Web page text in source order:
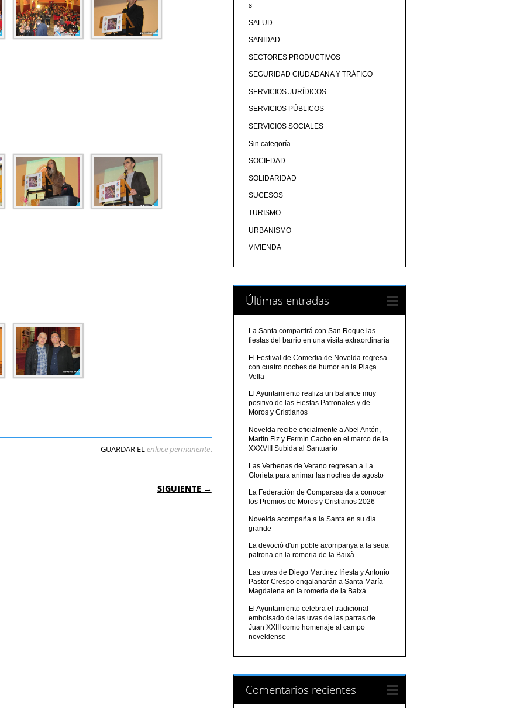
GUARDAR ELenlace permanente.
SIGUIENTE →
s
SALUD
SANIDAD
SECTORES PRODUCTIVOS
SEGURIDAD CIUDADANA Y TRÁFICO
SERVICIOS JURÍDICOS
SERVICIOS PÚBLICOS
SERVICIOS SOCIALES
Sin categoría
SOCIEDAD
SOLIDARIDAD
SUCESOS
TURISMO
URBANISMO
VIVIENDA
Últimas entradas
La Santa compartirá con San Roque las
fiestas del barrio en una visita extraordinaria
El Festival de Comedia de Novelda regresa
con cuatro noches de humor en la Plaça
Vella
El Ayuntamiento realiza un balance muy
positivo de las Fiestas Patronales y de
Moros y Cristianos
Novelda recibe oficialmente a Abel Antón,
Martín Fiz y Fermín Cacho en el marco de la
XXXVIII Subida al Santuario
Las Verbenas de Verano regresan a La
Glorieta para animar las noches de agosto
La Federación de Comparsas da a conocer
los Premios de Moros y Cristianos 2026
Novelda acompaña a la Santa en su día
grande
La devoció d'un poble acompanya a la seua
patrona en la romeria de la Baixà
Las uvas de Diego Martínez Iñesta y Antonio
Pastor Crespo engalanarán a Santa María
Magdalena en la romería de la Baixà
El Ayuntamiento celebra el tradicional
embolsado de las uvas de las parras de
Juan XXIII como homenaje al campo
noveldense
Comentarios recientes